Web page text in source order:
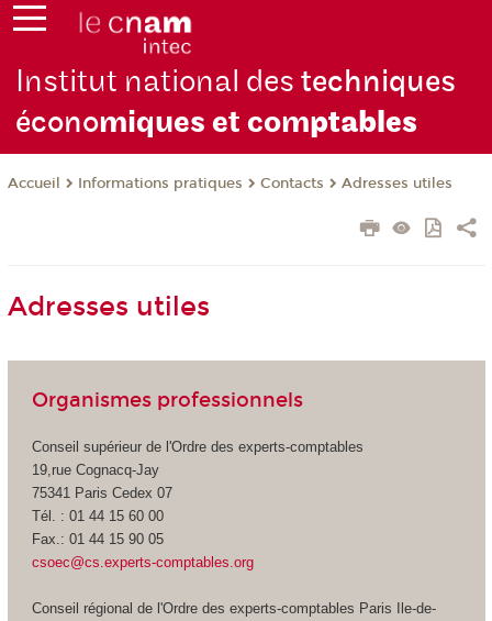
Institut national destechniques
économiques et comptables
Accueil Informations pratiques Contacts Adresses utiles
Adresses utiles
Organismes professionnels
Conseil supérieur de l'Ordre des experts-comptables
19,rue Cognacq-Jay
75341 Paris Cedex 07
Tél. : 01 44 15 60 00
Fax.: 01 44 15 90 05
csoec@cs.experts-comptables.org
Conseil régional de l'Ordre des experts-comptables Paris Ile-de-